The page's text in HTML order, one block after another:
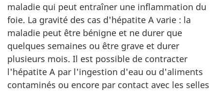
maladie qui peut entraîner une inflammation du
foie. La gravité des cas d'hépatite A varie : la
maladie peut être bénigne et ne durer que
quelques semaines ou être grave et durer
plusieurs mois. Il est possible de contracter
l'hépatite A par l'ingestion d'eau ou d'aliments
contaminés ou encore par contact avec les selles